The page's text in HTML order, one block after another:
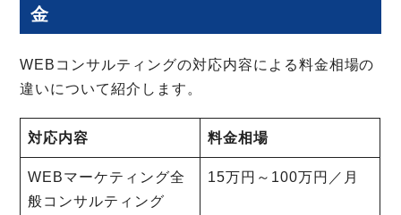
金
WEBコンサルティングの対応内容による料金相場の
違いについて紹介します。
対応内容 料金相場
WEBマーケティング全
般コンサルティング
15万円～100万円／月